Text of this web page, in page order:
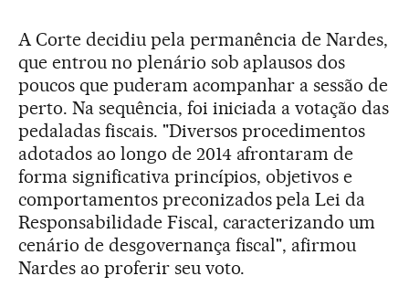
A Corte decidiu pela permanência de Nardes,
que entrou no plenário sob aplausos dos
poucos que puderam acompanhar a sessão de
perto. Na sequência, foi iniciada a votação das
pedaladas fiscais. "Diversos procedimentos
adotados ao longo de 2014 afrontaram de
forma significativa princípios, objetivos e
comportamentos preconizados pela Lei da
Responsabilidade Fiscal, caracterizando um
cenário de desgovernança fiscal", afirmou
Nardes ao proferir seu voto.